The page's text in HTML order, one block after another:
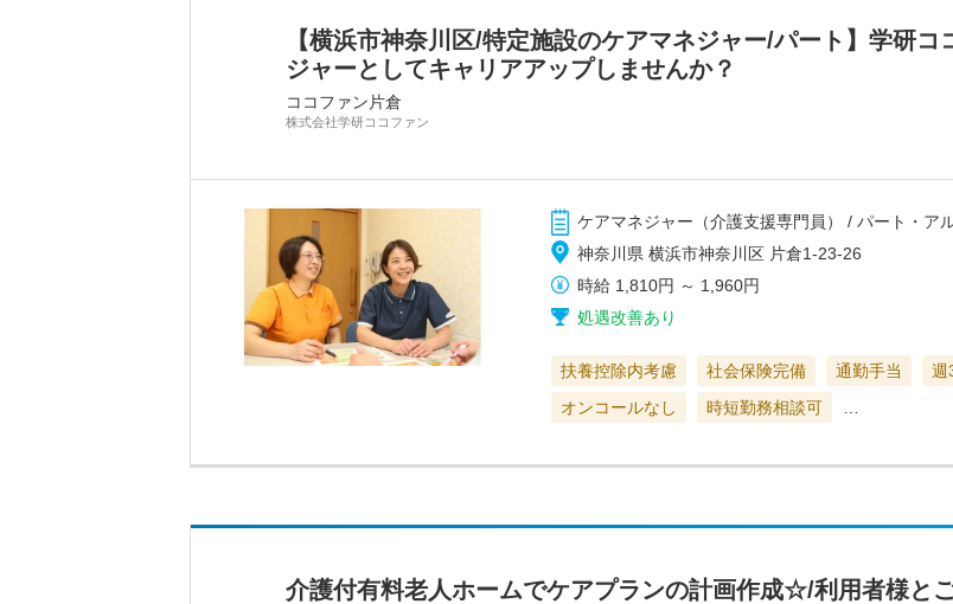
【横浜市神奈川区/特定施設のケアマネジャー/パート】学研
ジャーとしてキャリアアップしませんか？
ココファン片倉
株式会社学研ココファン
ケアマネジャー（介護支援専門員） / パート・ア
神奈川県 横浜市神奈川区 片倉1-23-26
時給 1,810円 ～ 1,960円
処遇改善あり
扶養控除内考慮 社会保険完備 通勤手当 週
オンコールなし
時短勤務相談可
介護付有料老人ホームでケアプランの計画作成☆/利用者様と